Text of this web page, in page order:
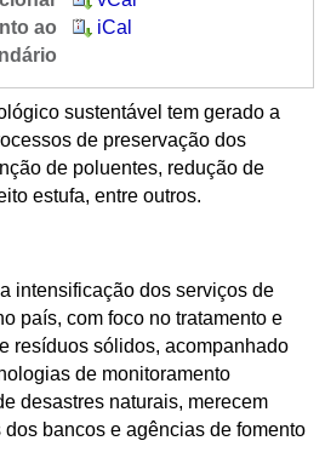
ao
iCal
sustentável tem gerado a
de preservação dos
de poluentes, redução de
estufa, entre outros.
intensificação dos serviços de
país, com foco no tratamento e
resíduos sólidos, acompanhado
de monitoramento
desastres naturais, merecem
bancos e agências de fomento